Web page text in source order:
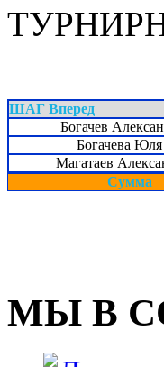
ШАГ Вперед
Богачев
Богачева Юля
Магатаев
Сумма
МЫ В